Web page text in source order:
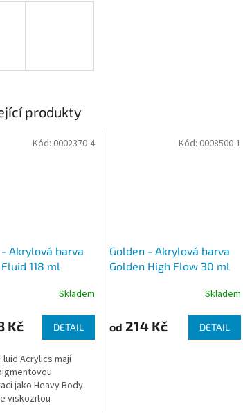
produkty
Akrylová barva
118 ml
Skladem
Kč DETAIL
Acrylics mají
jako Heavy Body
viskozitou
Kód: 0002370-4
Golden - Akrylová barva
Golden High Flow 30 ml
Skladem
od 214 Kč DETAIL
Kód: 0008500-1